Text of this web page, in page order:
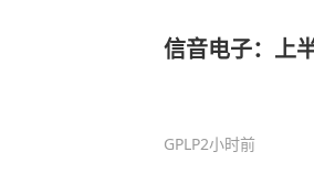
信音电子：上
GPLP2小时前